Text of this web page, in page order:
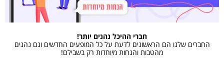
חברי ההיכל נהנים יותר!
החברים שלנו הם הראשונים לדעת על כל המופעים החדשים וגם נהנים
מהטבות והנחות מיוחדות רק בשבילם!